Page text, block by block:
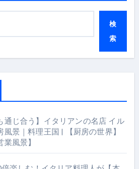
検
索
通じ合う】イタリアンの名店 イル
景｜料理王国 | 【厨房の世界】
風景】